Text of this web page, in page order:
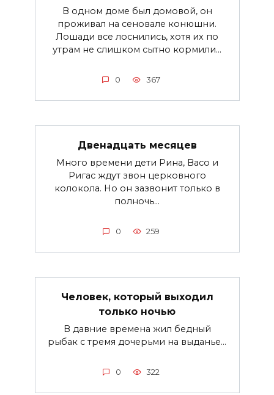
В одном доме был домовой, он
проживал на сеновале конюшни.
Лошади все лоснились, хотя их по
утрам не слишком сытно кормили...
0 367
Двенадцать месяцев
Много времени дети Рина, Васо и
Ригас ждут звон церковного
колокола. Но он зазвонит только в
полночь...
0 259
Человек, который выходил
только ночью
В давние времена жил бедный
рыбак с тремя дочерьми на выданье...
0 322